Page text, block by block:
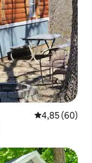
Classificação
4,85 (60)